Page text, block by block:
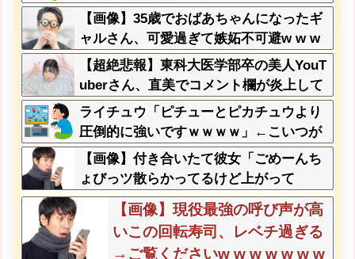
【画像】35歳でおばあちゃんになったギ
ャルさん、可愛過ぎて嫉妬不可避w w w
w w w w w w w w
【超絶悲報】東科大医学部卒の美人YouT
uberさん、直美でコメント欄が炎上して
しまう…
ライチュウ「ピチューとピカチュウより
圧倒的に強いですｗｗｗｗ」←こいつが
不人気な理由
【画像】付き合いたて彼女「ごめーんち
ょびっツ散らかってるけど上がって
～！」←お前らだったらコレ別れる
か？？？？？
【画像】現役最強の呼び声が高
いこの回転寿司、レベチ過ぎる
→ご覧くださいw w w w w w w